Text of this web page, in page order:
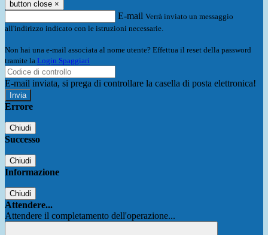
button close ×
E-mail Verrà inviato un messaggio
all'indirizzo indicato con le istruzioni necessarie.
Non hai una e-mail associata al nome utente? Effettua il reset della password
tramite la Login Spaggiari
E-mail inviata, si prega di controllare la casella di posta elettronica!
Errore
Chiudi
Successo
Chiudi
Informazione
Chiudi
Attendere...
Attendere il completamento dell'operazione...